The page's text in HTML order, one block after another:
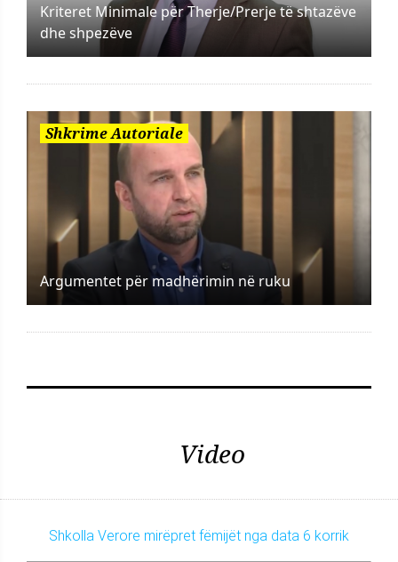
Kriteret Minimale për Therje/Prerje të shtazëve
dhe shpezëve
Shkrime Autoriale
Argumentet për madhërimin në ruku
Video
Shkolla Verore mirëpret fëmijët nga data 6 korrik